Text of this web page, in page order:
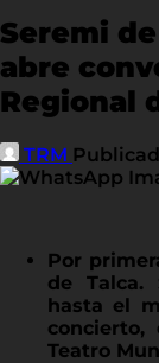
Seremi
abre
Regional
TRM
Por
de Talca.
hasta el
Teatro